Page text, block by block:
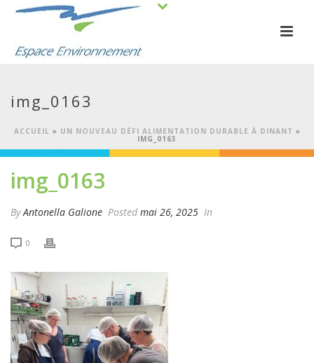
img_0163
ACCUEIL » UN NOUVEAU DÉFI ALIMENTATION DURABLE À DINANT »
IMG_0163
img_0163
ByAntonella Galione Posted mai 26, 2025 In
0